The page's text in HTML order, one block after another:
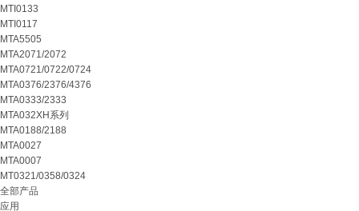
MTI0133
MTI0117
MTA5505
MTA2071/2072
MTA0721/0722/0724
MTA0376/2376/4376
MTA0333/2333
MTA032XH系列
MTA0188/2188
MTA0027
MTA0007
MT0321/0358/0324
全部产品
应用